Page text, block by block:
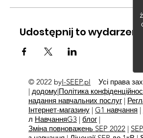
Udostępnij to wydarzenie
© 2022 byI-SEEP.pl
Усі права
| додому|Політика
надання навчальних послуг|
Інтернет-магазину | G1 навчання |
л НавчанняG3 | блог|
Зміна повноважень SEP 2022 |